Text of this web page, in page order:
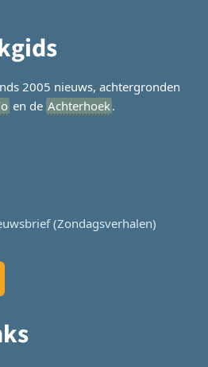
2005 nieuws, achtergronden
en de Achterhoek.
(Zondagsverhalen)